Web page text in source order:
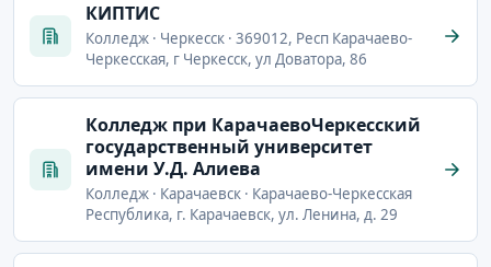
КИПТИС
Колледж · Черкесск · 369012, Респ Карачаево-
Черкесская, г Черкесск, ул Доватора, 86
Колледж при КарачаевоЧеркесский
государственный университет
имени У.Д. Алиева
Колледж · Карачаевск · Карачаево-Черкесская
Республика, г. Карачаевск, ул. Ленина, д. 29